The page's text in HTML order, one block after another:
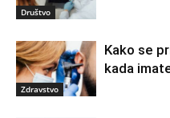
Društvo
Zdravstvo
Kako se
kada